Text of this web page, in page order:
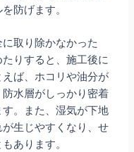
防げます。
取り除かなかった
りすると、施工後に
ば、ホコリや油分が
水層がしっかり密着
。また、湿気が下地
生じやすくなり、せ
あります。